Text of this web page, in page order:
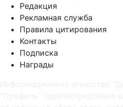
Редакция
Рекламная служба
Правила цитирования
Контакты
Подписка
Награды